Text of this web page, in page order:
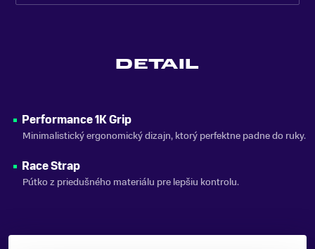
Zobraziť menej
DETAIL
Performance 1K Grip
Minimalistický ergonomický dizajn, ktorý perfektne padne do ruky.
Race Strap
Pútko z priedušného materiálu pre lepšiu kontrolu.